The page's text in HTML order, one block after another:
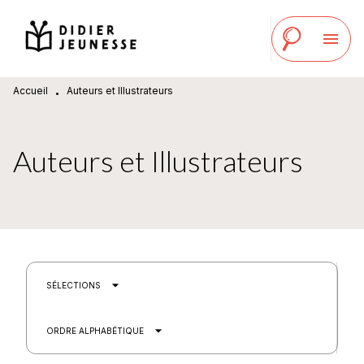
MENU RECHERCHE
PIED DE PAGE
menu
Accueil • Auteurs et Illustrateurs
Auteurs et Illustrateurs
SÉLECTIONS arrow_drop_down
ORDRE ALPHABÉTIQUE arrow_drop_down